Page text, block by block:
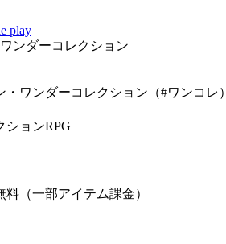
・ワンダーコレクション（#ワンコレ）
ションRPG
料（一部アイテム課金）